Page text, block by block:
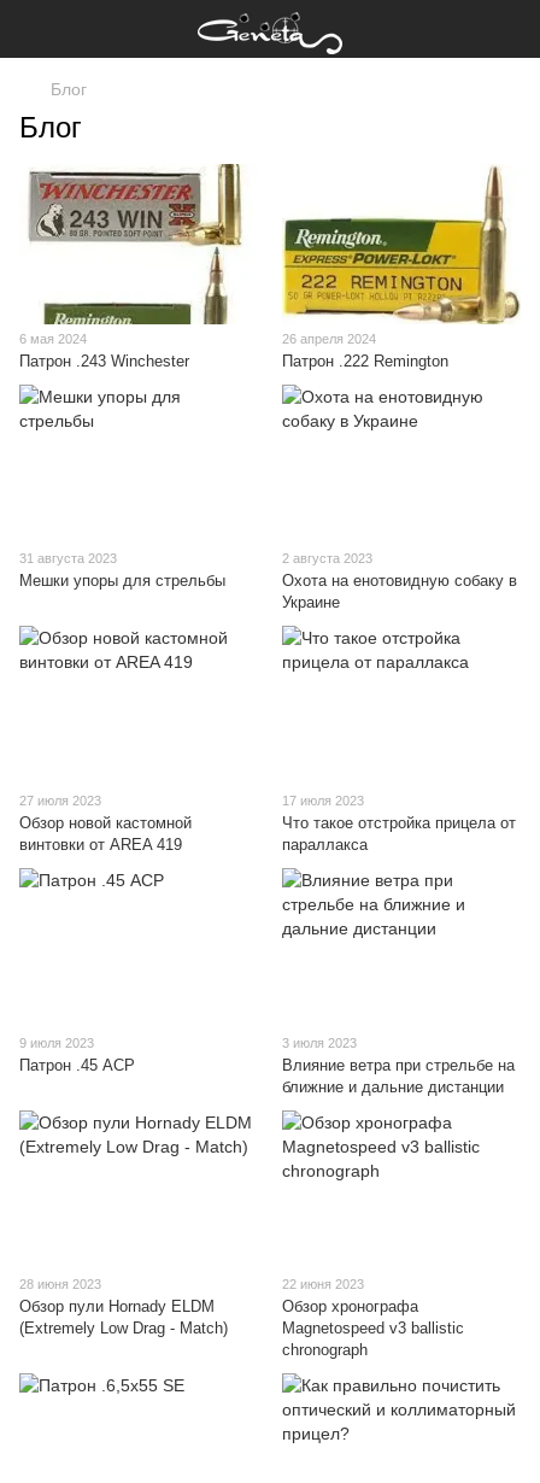
Блог
Блог
6 мая 2024
Патрон .243 Winchester
26 апреля 2024
Патрон .222 Remington
31 августа 2023
Мешки упоры для стрельбы
2 августа 2023
Охота на енотовидную собаку в
Украине
27 июля 2023
Обзор новой кастомной
винтовки от AREA 419
17 июля 2023
Что такое отстройка прицела от
параллакса
9 июля 2023
Патрон .45 ACP
3 июля 2023
Влияние ветра при стрельбе на
ближние и дальние дистанции
28 июня 2023
Обзор пули Hornady ELDM
(Extremely Low Drag - Match)
22 июня 2023
Обзор хронографа
Мagnetospeed v3 ballistic
chronograph